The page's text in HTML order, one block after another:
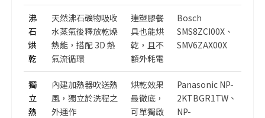
沸
石
烘
乾
天然沸石礦物吸收
水蒸氣後釋放乾燥
熱能，搭配 3D 熱
氣流循環
連塑膠餐
具也能烘
乾，且不
額外耗電
Bosch
SMS8ZCI00X、
SMV6ZAX00X
獨
立
熱
內建加熱器吹送熱
風，獨立於洗程之
外運作
烘乾效果
最徹底，
可單獨啟
Panasonic NP-
2KTBGR1TW、
NP-